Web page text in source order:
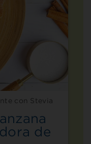
con Stevia
de